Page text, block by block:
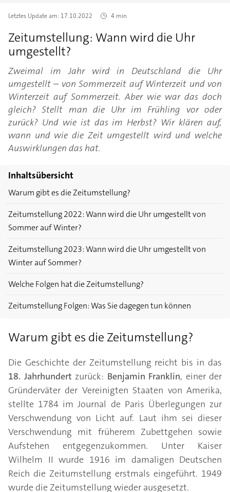
Letztes Update am: 17.10.2022 4 min
Zeitumstellung: Wann wird die Uhr
umgestellt?
Zweimal im Jahr wird in Deutschland die Uhr
umgestellt – von Sommerzeit auf Winterzeit und von
Winterzeit auf Sommerzeit. Aber wie war das doch
gleich? Stellt man die Uhr im Frühling vor oder
zurück? Und wie ist das im Herbst? Wir klären auf,
wann und wie die Zeit umgestellt wird und welche
Auswirklungen das hat.
Inhaltsübersicht
Warum gibt es die Zeitumstellung?
Zeitumstellung 2022: Wann wird die Uhr umgestellt von
Sommer auf Winter?
Zeitumstellung 2023: Wann wird die Uhr umgestellt von
Winter auf Sommer?
Welche Folgen hat die Zeitumstellung?
Zeitumstellung Folgen: Was Sie dagegen tun können
Warum gibt es die Zeitumstellung?
Die Geschichte der Zeitumstellung reicht bis in das
18. Jahrhundert zurück: Benjamin Franklin, einer der
Gründerväter der Vereinigten Staaten von Amerika,
stellte 1784 im Journal de Paris Überlegungen zur
Verschwendung von Licht auf. Laut ihm sei dieser
Verschwendung mit früherem Zubettgehen sowie
Aufstehen entgegenzukommen. Unter Kaiser
Wilhelm II wurde 1916 im damaligen Deutschen
Reich die Zeitumstellung erstmals eingeführt. 1949
wurde die Zeitumstellung wieder ausgesetzt.